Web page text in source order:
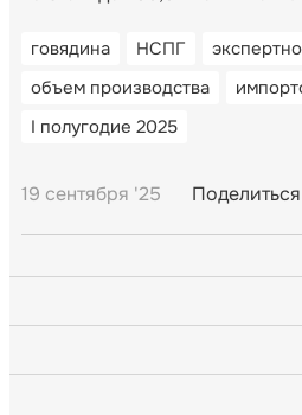
говядина НСПГ
объем производства
I полугодие 2025
19 сентября '25